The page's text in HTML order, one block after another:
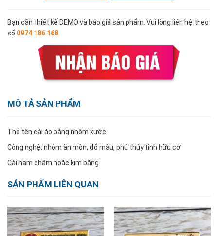
Bạn cần thiết kế DEMO và báo giá sản phẩm. Vui lòng liên hệ theo
số 0974 186 168
MÔ TẢ SẢN PHẨM
Thẻ tên cài áo bằng nhôm xước
Công nghệ: nhôm ăn mòn, đổ màu, phủ thủy tinh hữu cơ
Cài nam châm hoặc kim băng
SẢN PHẨM LIÊN QUAN